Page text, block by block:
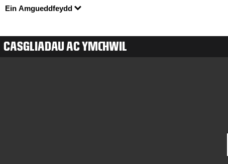
Ein Amgueddfeydd
CASGLIADAU AC YMCHWIL